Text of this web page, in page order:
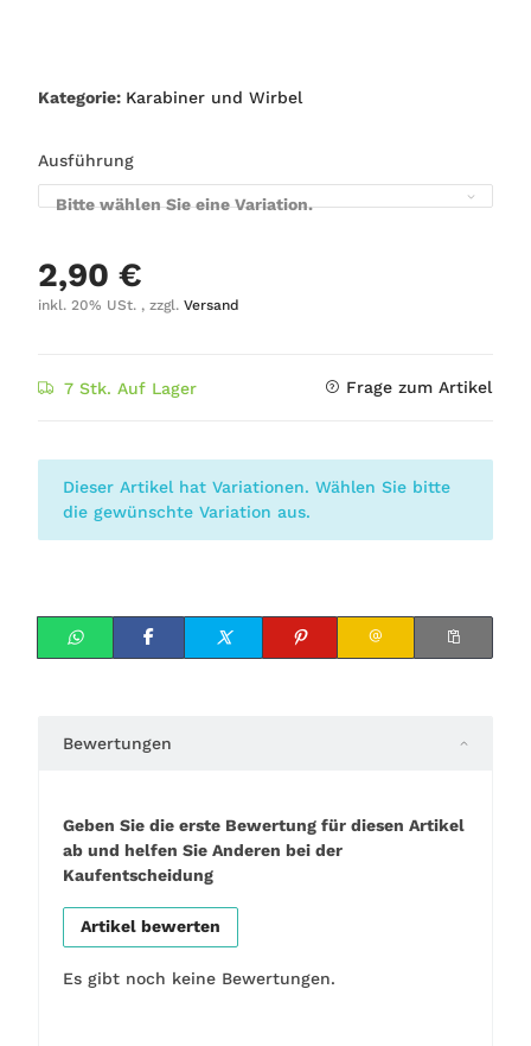
Kategorie: Karabiner und Wirbel
Ausführung
Bitte wählen Sie eine Variation.
2,90 €
inkl. 20% USt. , zzgl. Versand
7 Stk. Auf Lager Frage zum Artikel
x
Dieser Artikel hat Variationen. Wählen Sie bitte
die gewünschte Variation aus.
Bewertungen
Geben Sie die erste Bewertung für diesen Artikel
ab und helfen Sie Anderen bei der
Kaufentscheidung
Artikel bewerten
Es gibt noch keine Bewertungen.